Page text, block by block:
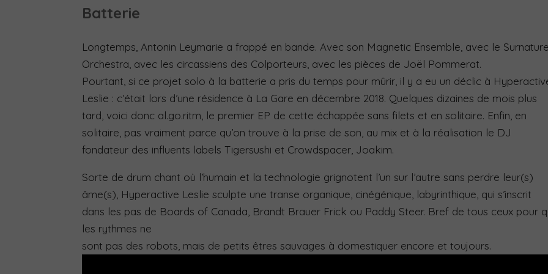
Batterie
Longtemps, Antonin Leymarie a frappé en bande. Avec son Magnetic Ensemble, avec le
Orchestra, avec les circassiens des Colporteurs, avec les pièces de Joël Pommerat.
Pourtant, si ce projet solo à la batterie a pris du temps pour mûrir, il y a eu un déclic à
Leslie : c’était lors d’une résidence à La Gare en décembre 2018. Quelques dizaines de mois plus
tard, voici donc al.go.ritm, le premier EP de cette échappée sans filets et en solitaire. Enfin, en
solitaire, pas vraiment parce qu’on trouve à la prise de son, au mix et à la réalisation le DJ
fondateur des influents labels Tigersushi et Crowdspacer, Joakim.
Sorte de drum chant où l’humain et la technologie grignotent l’un sur l’autre sans perdre leur(s)
âme(s), Hyperactive Leslie sculpte une transe organique, cinégénique, labyrinthique, qui s’inscrit
dans les pas de Boards of Canada, Brandt Brauer Frick ou Paddy Steer. Bref de tous ceux pour
les rythmes ne
sont pas des robots, mais de petits êtres sauvages à domestiquer encore et toujours.